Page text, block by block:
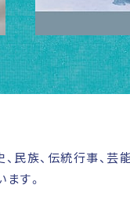
族、伝統行事、芸能
す。